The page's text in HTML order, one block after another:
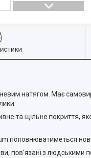
натягом. Має
та щільне покриття,
поповнюватиметься
пов'язані з людськими